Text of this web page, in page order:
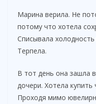
Марина верила. Не
потому что хотела
Списывала холодность
Терпела.
В тот день она зашла
дочери. Хотела
Проходя мимо